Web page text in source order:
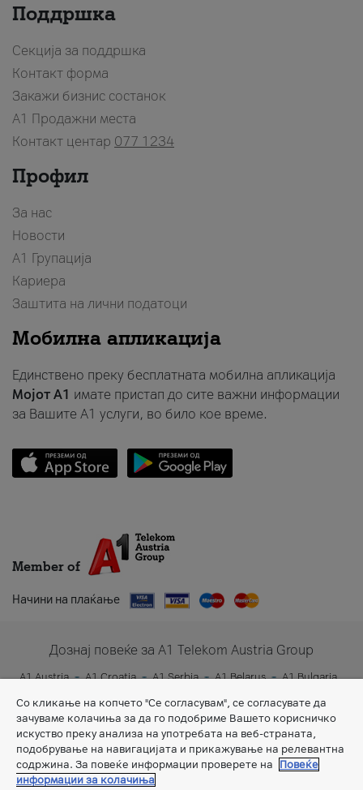
Поддршка
Секција за поддршка
Контакт форма
Закажи бизнис состанок
A1 Продажни места
Контакт центар 077 1234
Профил
За нас
Новости
А1 Групација
Кариера
Заштита на лични податоци
Мобилна апликација
Единствено преку бесплатната мобилна апликација
Мојот A1 имате пристап до сите важни информации
за Вашите A1 услуги, во било кое време.
Member of
Начини на плаќање
Дознај повеќе за A1 Telekom Austria Group
A1 Austria A1 Croatia A1 Serbia A1 Belarus
A1 Bulgaria
A1 Slovenia
A1 Digital
Со кликање на копчето "Се согласувам", се согласувате да
зачуваме колачиња за да го подобриме Вашето корисничко
искуство преку анализа на употребата на веб-страната,
подобрување на навигацијата и прикажување на релевантна
содржина. За повеќе информации проверете на
Повеќе
информации за колачиња